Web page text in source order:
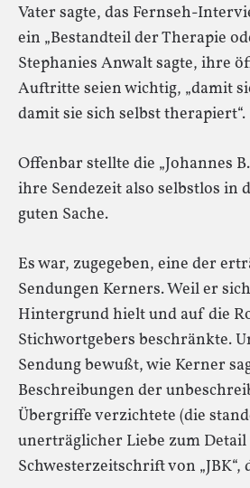
Vater sagte, das Fernseh-
ein „Bestandteil der Therapie
Stephanies Anwalt sagte, ihre
Auftritte seien wichtig, „damit
damit sie sich selbst therapiert“.
Offenbar stellte die „Johannes
ihre Sendezeit also selbstlos in
guten Sache.
Es war, zugegeben, eine der
Sendungen Kerners. Weil er
Hintergrund hielt und auf die
Stichwortgebers beschränkte.
Sendung bewußt, wie Kerner
Beschreibungen der
Übergriffe verzichtete (die
unerträglicher Liebe zum
Schwesterzeitschrift von „JBK“,